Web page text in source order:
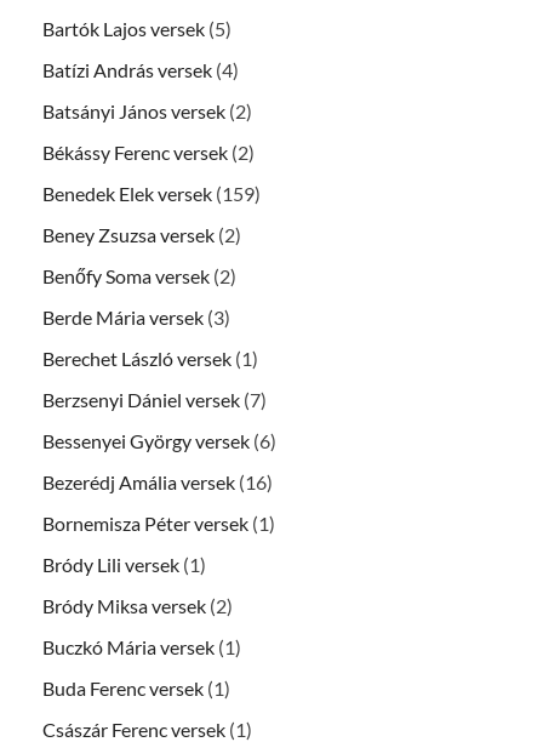
Bartók Lajos versek (5)
Batízi András versek (4)
Batsányi János versek (2)
Békássy Ferenc versek (2)
Benedek Elek versek (159)
Beney Zsuzsa versek (2)
Benőfy Soma versek (2)
Berde Mária versek (3)
Berechet László versek (1)
Berzsenyi Dániel versek (7)
Bessenyei György versek (6)
Bezerédj Amália versek (16)
Bornemisza Péter versek (1)
Bródy Lili versek (1)
Bródy Miksa versek (2)
Buczkó Mária versek (1)
Buda Ferenc versek (1)
Császár Ferenc versek (1)